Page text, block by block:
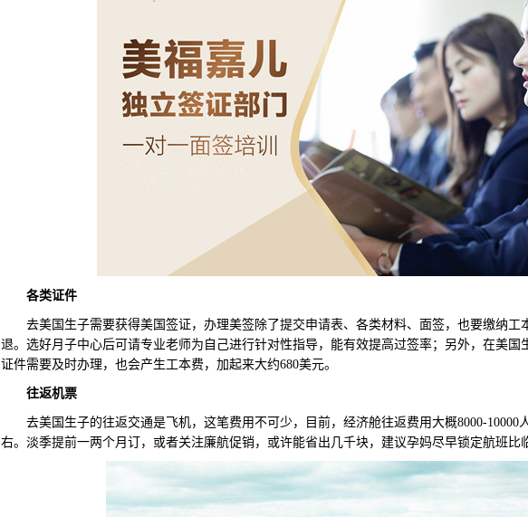
各类证件
去美国生子需要获得美国签证，办理美签除了提交申请表、各类材料、面签，也要缴纳工
退。选好月子中心后可请专业老师为自己进行针对性指导，能有效提高过签率；另外，在美国
证件需要及时办理，也会产生工本费，加起来大约680美元。
往返机票
去美国生子的往返交通是飞机，这笔费用不可少，目前，经济舱往返费用大概8000-10000
右。淡季提前一两个月订，或者关注廉航促销，或许能省出几千块，建议孕妈尽早锁定航班比